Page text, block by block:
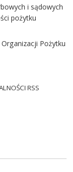
i sądowych
pożytku
Pożytku
RSS